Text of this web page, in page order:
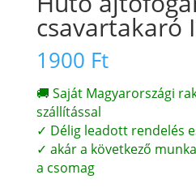
csavartakaró
1900 Ft
🚚 Saját Magyarországi
szállítással
✓ Délig leadott rendelés
✓ akár a következő
a csomag